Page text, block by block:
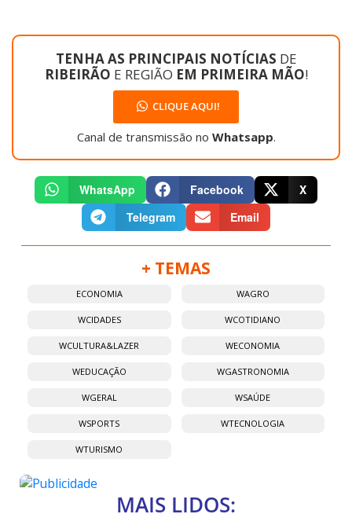
TENHA AS PRINCIPAIS NOTÍCIAS DE
RIBEIRÃO E REGIÃO EM PRIMEIRA MÃO!
CLIQUE AQUI!
Canal de transmissão no Whatsapp.
WhatsApp Facebook
X
Telegram
Email
+ TEMAS
ECONOMIA WAGRO
WCIDADES WCOTIDIANO
WCULTURA&LAZER WECONOMIA
WEDUCAÇÃO WGASTRONOMIA
WGERAL WSAÚDE
WSPORTS WTECNOLOGIA
WTURISMO
MAIS LIDOS: